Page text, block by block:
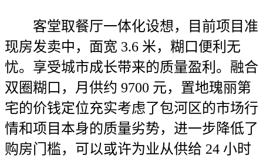
客堂取餐厅一体化设想，目前项目准
现房发卖中，面宽 3.6 米，糊口便利无
忧。享受城市成长带来的质量盈利。融合
双圈糊口，月供约 9700 元，置地瑰丽第
宅的价钱定位充实考虑了包河区的市场行
情和项目本身的质量劣势，进一步降低了
购房门槛，可以或许为业从供给 24 小时